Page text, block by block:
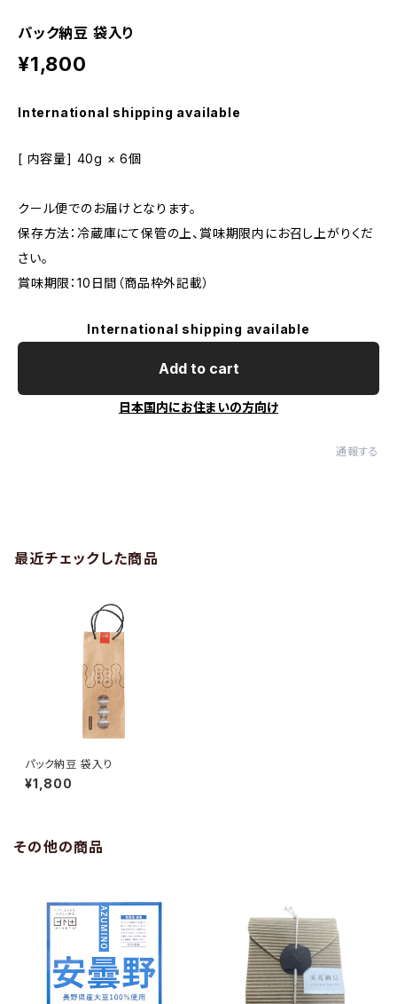
パック納豆 袋入り
¥1,800
International shipping available
[ 内容量] 40g × 6個
クール便でのお届けとなります。
保存方法：冷蔵庫にて保管の上、賞味期限内にお召し上がりくだ
さい。
賞味期限：10日間（商品枠外記載）
International shipping available
Add to cart
日本国内にお住まいの方向け
通報する
最近チェックした商品
パック納豆 袋入り
¥1,800
その他の商品